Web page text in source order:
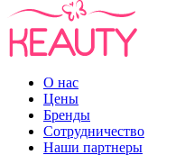
О нас
Цены
Бренды
Сотрудничество
Наши партнеры